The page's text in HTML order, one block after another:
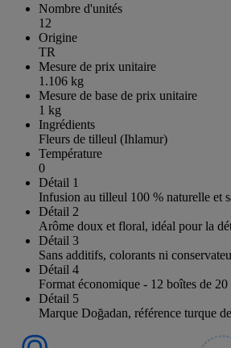
Nombre d'unités
12
Origine
TR
Mesure de prix unitaire
1.106 kg
Mesure de base de prix unitaire
1 kg
Ingrédients
Fleurs de tilleul (Ihlamur)
Température
0
Détail 1
Infusion au tilleul 100 % naturelle et
Détail 2
Arôme doux et floral, idéal pour la
Détail 3
Sans additifs, colorants ni
Détail 4
Format économique - 12 boîtes de
Détail 5
Marque Doğadan, référence turque